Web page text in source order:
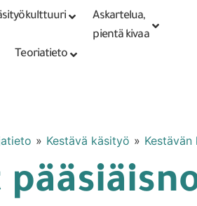
PunomoputiikkiKirjaudu tai
rekisteröidy
Askartelua,
pientä kivaa
Teoriatieto
» Kestävä käsityö »